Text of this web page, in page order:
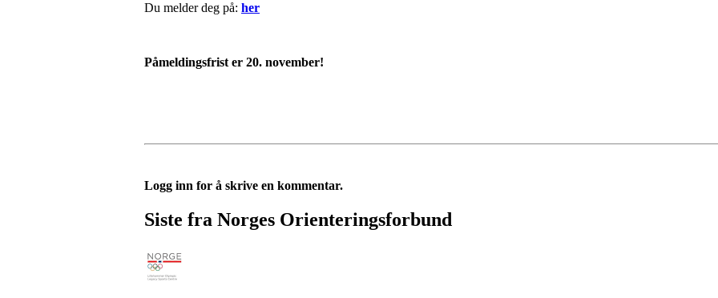
Du melder deg på: her
Påmeldingsfrist er 20. november!
Logg inn for å skrive en kommentar.
Siste fra Norges Orienteringsforbund